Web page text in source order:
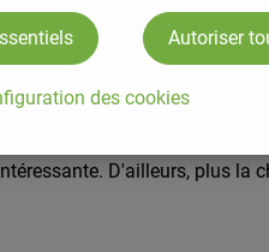
pomme de terre. Mais
D'ailleurs, plus la
des cookies
Autoriser